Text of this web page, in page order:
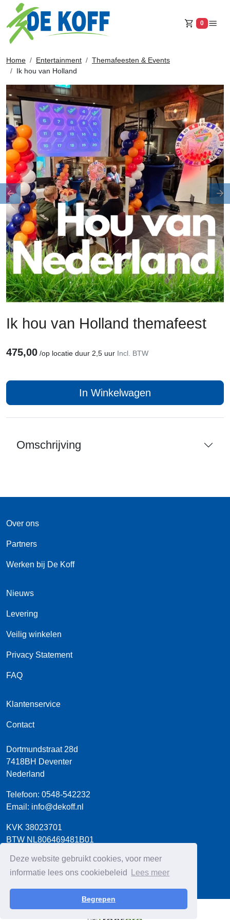
Deze website gebruikt cookies, voor meer
informatie lees ons cookiebeleid
Lees meer
Begrepen
0
Home Entertainment
Themafeesten & Events
Ik hou van Holland
Previous
Ik hou van Holland themafeest
475,00 /op locatie duur 2,5 uur Incl. BTW
In Winkelwagen
Omschrijving
Over ons
Partners
Werken bij De Koff
Nieuws
Levering
Veilig winkelen
Privacy Statement
FAQ
Klantenservice
Contact
Dortmundstraat 28d
7418BH Deventer
Nederland
Telefoon: 0548-542232
Email: info@dekoff.nl
KVK 38023701
BTW NL806469481B01
© 2026 - De Koff Verhuur